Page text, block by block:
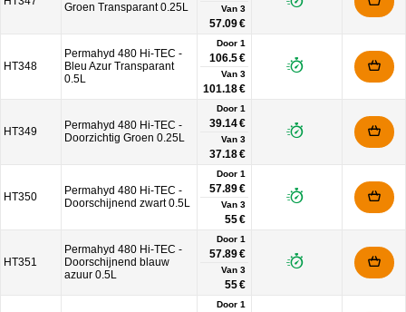
Groen Transparant 0.25L
Van 3
57.09 €
HT348
Permahyd 480 Hi-TEC -
Bleu Azur Transparant
0.5L
Door 1
106.5 €
Van 3
101.18 €
HT349
Permahyd 480 Hi-TEC -
Doorzichtig Groen 0.25L
Door 1
39.14 €
Van 3
37.18 €
HT350
Permahyd 480 Hi-TEC -
Doorschijnend zwart 0.5L
Door 1
57.89 €
Van 3
55 €
HT351
Permahyd 480 Hi-TEC -
Doorschijnend blauw
azuur 0.5L
Door 1
57.89 €
Van 3
55 €
Door 1